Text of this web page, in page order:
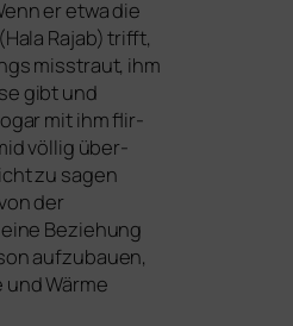
er etwa die
Rajab) trifft,
miss­traut, ihm
gibt und
mit ihm flir­
völ­lig über­
zu sagen
der
Beziehung
auf­zu­bau­en,
und Wärme